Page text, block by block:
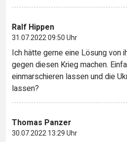
Ralf Hippen
31.07.2022 09:50 Uhr
Ich hätte gerne eine Lösung von
gegen diesen Krieg machen.
einmarschieren lassen und die
lassen?
Thomas Panzer
30.07.2022 13:29 Uhr